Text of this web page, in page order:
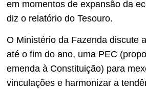
em momentos de expansão da
diz o relatório do Tesouro.
O Ministério da Fazenda discute
até o fim do ano, uma PEC
emenda à Constituição) para
vinculações e harmonizar a